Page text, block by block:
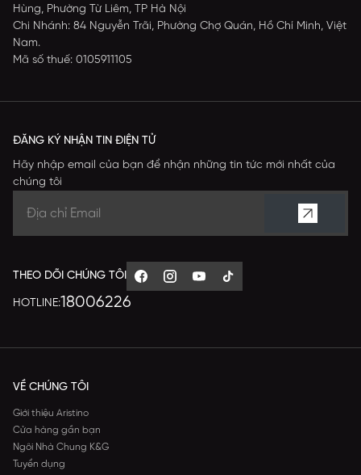
Hùng, Phường Từ Liêm, TP Hà Nội
Chi Nhánh: 84 Nguyễn Trãi, Phường Chợ Quán, Hồ Chí Minh, Việt
Nam.
Mã số thuế: 0105911105
ĐĂNG KÝ NHẬN TIN ĐIỆN TỬ
Hãy nhập email của bạn để nhận những tin tức mới nhất của
chúng tôi
THEO DÕI CHÚNG TÔI
HOTLINE:18006226
VỀ CHÚNG TÔI
Giới thiệu Aristino
Cửa hàng gần bạn
Ngôi Nhà Chung K&G
Tuyển dụng